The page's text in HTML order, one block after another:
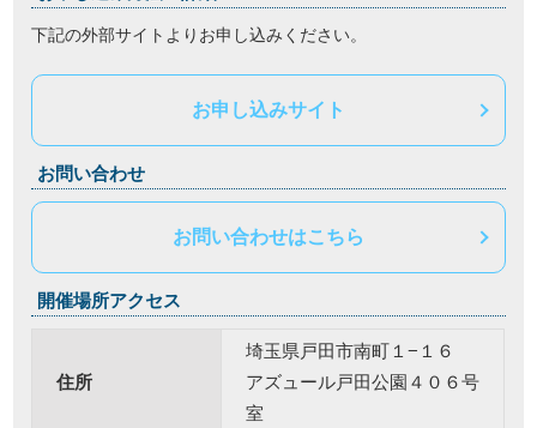
下記の外部サイトよりお申し込みください。
お申し込みサイト
お問い合わせ
お問い合わせはこちら
開催場所アクセス
住所
埼玉県戸田市南町１−１６
アズュール戸田公園４０６号
室